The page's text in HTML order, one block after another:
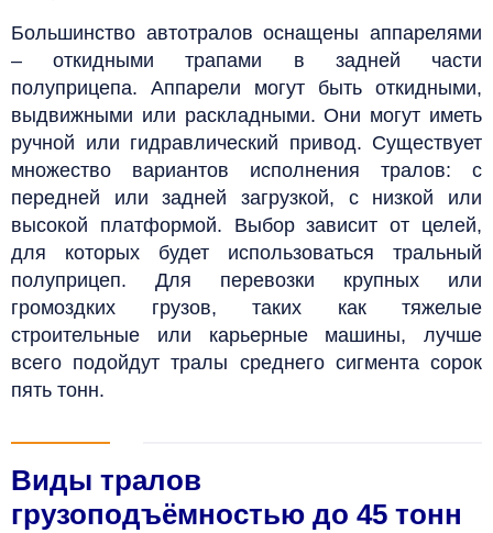
Большинство автотралов оснащены аппарелями
– откидными трапами в задней части
полуприцепа. Аппарели могут быть откидными,
выдвижными или раскладными. Они могут иметь
ручной или гидравлический привод. Существует
множество вариантов исполнения тралов: с
передней или задней загрузкой, с низкой или
высокой платформой. Выбор зависит от целей,
для которых будет использоваться тральный
полуприцеп. Для перевозки крупных или
громоздких грузов, таких как тяжелые
строительные или карьерные машины, лучше
всего подойдут тралы среднего сигмента сорок
пять тонн.
Виды тралов
грузоподъёмностью до 45 тонн